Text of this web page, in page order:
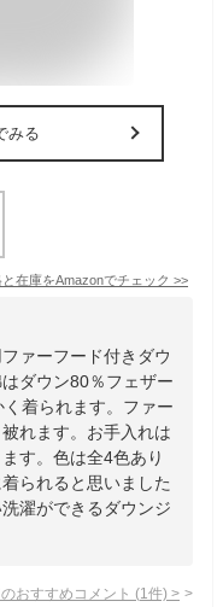
みる
在庫をAmazonでチェック >>
ァーフード付きダウ
ダウン80％フェザー
着られます。ファー
れます。お手入れは
す。色は全4色あり
られると思いました
濯ができるダウンジ
おすすめコメント (1 件) >